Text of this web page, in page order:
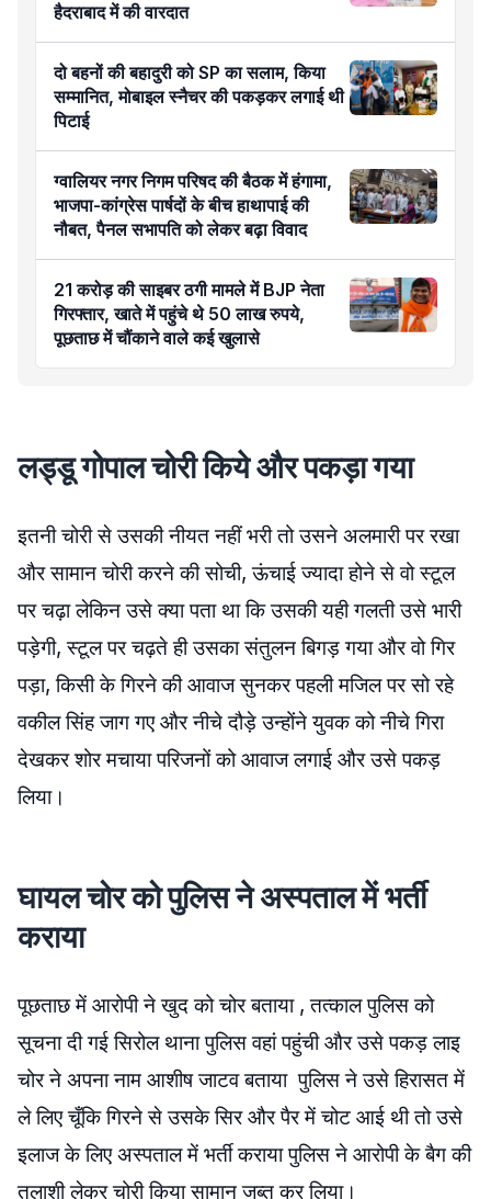
हैदराबाद में की वारदात
दो बहनों की बहादुरी को SP का सलाम, किया
सम्मानित, मोबाइल स्नैचर की पकड़कर लगाई थी
पिटाई
ग्वालियर नगर निगम परिषद की बैठक में हंगामा,
भाजपा-कांग्रेस पार्षदों के बीच हाथापाई की
नौबत, पैनल सभापति को लेकर बढ़ा विवाद
21 करोड़ की साइबर ठगी मामले में BJP नेता
गिरफ्तार, खाते में पहुंचे थे 50 लाख रुपये,
पूछताछ में चौंकाने वाले कई खुलासे
लड्डू गोपाल चोरी किये और पकड़ा गया
इतनी चोरी से उसकी नीयत नहीं भरी तो उसने अलमारी पर रखा
और सामान चोरी करने की सोची, ऊंचाई ज्यादा होने से वो स्टूल
पर चढ़ा लेकिन उसे क्या पता था कि उसकी यही गलती उसे भारी
पड़ेगी, स्टूल पर चढ़ते ही उसका संतुलन बिगड़ गया और वो गिर
पड़ा, किसी के गिरने की आवाज सुनकर पहली मजिल पर सो रहे
वकील सिंह जाग गए और नीचे दौड़े उन्होंने युवक को नीचे गिरा
देखकर शोर मचाया परिजनों को आवाज लगाई और उसे पकड़
लिया।
घायल चोर को पुलिस ने अस्पताल में भर्ती
कराया
पूछताछ में आरोपी ने खुद को चोर बताया , तत्काल पुलिस को
सूचना दी गई सिरोल थाना पुलिस वहां पहुंची और उसे पकड़ लाइ
चोर ने अपना नाम आशीष जाटव बताया पुलिस ने उसे हिरासत में
ले लिए चूँकि गिरने से उसके सिर और पैर में चोट आई थी तो उसे
इलाज के लिए अस्पताल में भर्ती कराया पुलिस ने आरोपी के बैग की
तलाशी लेकर चोरी किया सामान जब्त कर लिया।